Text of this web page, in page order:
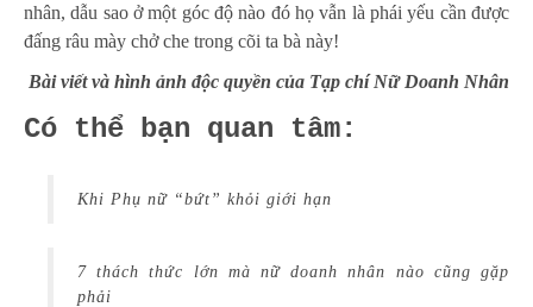
nhân, dẫu sao ở một góc độ nào đó họ vẫn là phái yếu cần được
đấng râu mày chở che trong cõi ta bà này!
Bài viết và hình ảnh độc quyền của Tạp chí Nữ Doanh Nhân
Có thể bạn quan tâm:
Khi Phụ nữ “bứt” khỏi giới hạn
7 thách thức lớn mà nữ doanh nhân nào cũng gặp
phải